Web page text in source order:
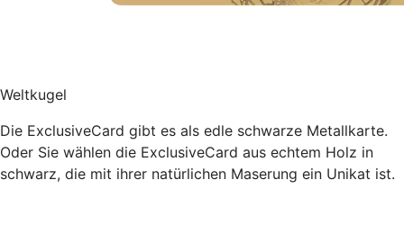
Weltkugel
Die ExclusiveCard gibt es als edle schwarze Metallkarte.
Oder Sie wählen die ExclusiveCard aus echtem Holz in
schwarz, die mit ihrer natürlichen Maserung ein Unikat ist.